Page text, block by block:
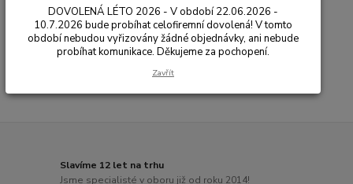
Sporttestery, pulsmetry
Slavíme 12 let na trhu
Jsme specialisté v oboru již od roku 2014!
DOVOLENÁ LÉTO 2026 - V období 22.06.2026 -
10.7.2026 bude probíhat celofiremní dovolená! V tomto
období nebudou vyřizovány žádné objednávky, ani nebude
probíhat komunikace. Děkujeme za pochopení.
Zavřít